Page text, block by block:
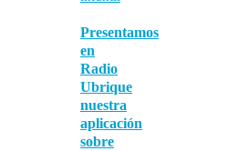
Presentamos
en
Radio
Ubrique
nuestra
aplicación
sobre